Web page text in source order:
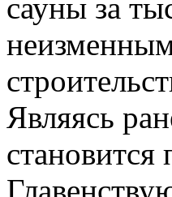
сауны за
Являясь